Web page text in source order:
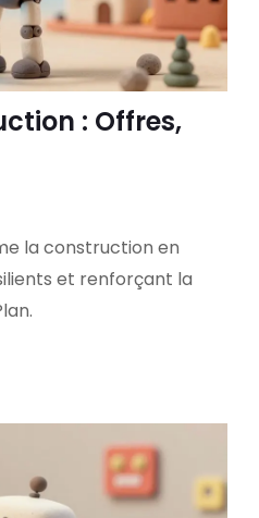
: Offres,
la construction en
et renforçant la